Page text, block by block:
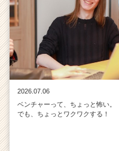
2026.07.06
ベンチャーって、ちょっと怖い。
でも、ちょっとワクワクする！